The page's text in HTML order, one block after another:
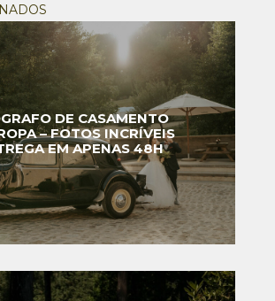
DE CASAMENTO
– FOTOS INCRÍVEIS
EM APENAS 48H